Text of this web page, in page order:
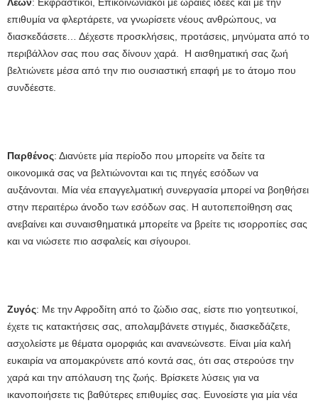
επιθυμία να φλερτάρετε, να γνωρίσετε νέους ανθρώπους, να
διασκεδάσετε… Δέχεστε προσκλήσεις, προτάσεις, μηνύματα από το
περιβάλλον σας που σας δίνουν χαρά. Η αισθηματική σας ζωή
βελτιώνετε μέσα από την πιο ουσιαστική επαφή με το άτομο που
συνδέεστε.
Παρθένος: Διανύετε μία περίοδο που μπορείτε να δείτε τα
οικονομικά σας να βελτιώνονται και τις πηγές εσόδων να
αυξάνονται. Μία νέα επαγγελματική συνεργασία μπορεί να βοηθήσει
στην περαιτέρω άνοδο των εσόδων σας. Η αυτοπεποίθηση σας
ανεβαίνει και συναισθηματικά μπορείτε να βρείτε τις ισορροπίες σας
και να νιώσετε πιο ασφαλείς και σίγουροι.
Ζυγός: Με την Αφροδίτη από το ζώδιο σας, είστε πιο γοητευτικοί,
έχετε τις κατακτήσεις σας, απολαμβάνετε στιγμές, διασκεδάζετε,
ασχολείστε με θέματα ομορφιάς και ανανεώνεστε. Είναι μία καλή
ευκαιρία να απομακρύνετε από κοντά σας, ότι σας στερούσε την
χαρά και την απόλαυση της ζωής. Βρίσκετε λύσεις για να
ικανοποιήσετε τις βαθύτερες επιθυμίες σας. Ευνοείστε για μία νέα